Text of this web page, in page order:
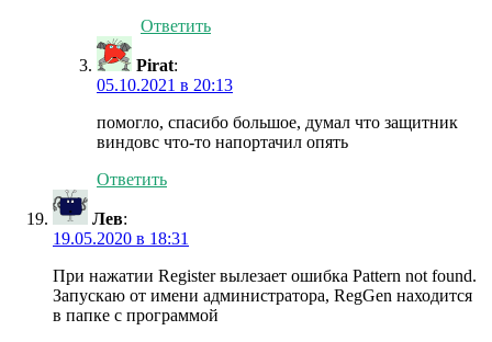
Ответить
Pirat:
05.10.2021 в 20:13
помогло, спасибо большое, думал что защитник
виндовс что-то напортачил опять
Ответить
Лев:
19.05.2020 в 18:31
При нажатии Register вылезает ошибка Pattern not found.
Запускаю от имени администратора, RegGen находится
в папке с программой